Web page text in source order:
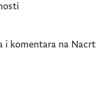
i komentara na Nacrt